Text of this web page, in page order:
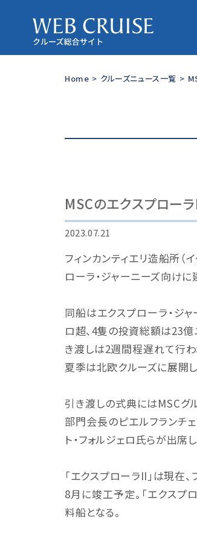
Home > クルーズニュース一覧 >
MSCのエクスプロー
2023.07.21
フィンカンティエリ造船所（
ローラ・ジャーニーズ向けに
同船はエクスプローラ・ジ
ロ超、4隻の投資総額は23億
き渡しは2週間程遅れて行
夏季は北欧クルーズに展開
引き渡しの式典にはMSCグ
部門会長のピエルフランチ
ト・フォルジェロ氏らが出席し
「エクスプローラII」は現在
8月に竣工予定。「エクスプ
料船となる。